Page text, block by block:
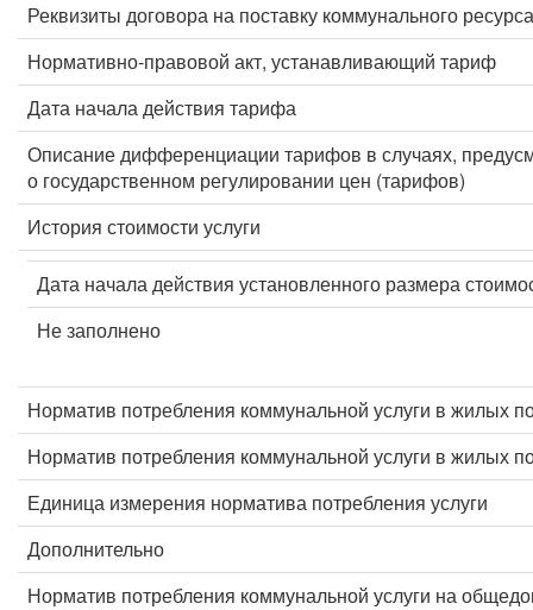
Реквизиты договора на поставку коммунального ресурса
Нормативно-правовой акт, устанавливающий тариф
Дата начала действия тарифа
Описание дифференциации тарифов в случаях,
о государственном регулировании цен (тарифов)
История стоимости услуги
Дата начала действия установленного размера
Не заполнено
Норматив потребления коммунальной услуги в жилых
Норматив потребления коммунальной услуги в жилых
Единица измерения норматива потребления услуги
Дополнительно
Норматив потребления коммунальной услуги на